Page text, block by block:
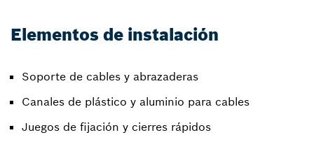
Elementos de instalación
Soporte de cables y abrazaderas
Canales de plástico y aluminio para cables
Juegos de fijación y cierres rápidos